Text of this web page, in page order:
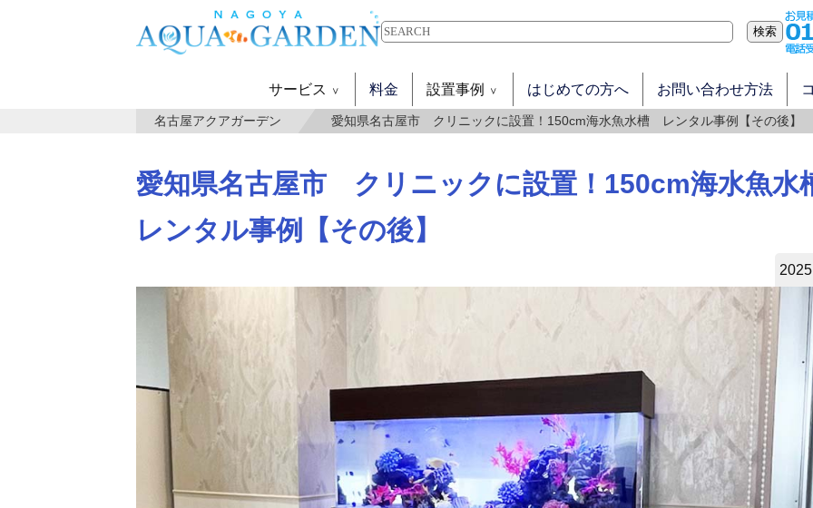
検索
サービス 料金 設置事例 はじめての方へ お問い合わせ方法
名古屋アクアガーデン 愛知県名古屋市 クリニックに設置！150cm海水魚水槽 レンタル事例【その後】
愛知県名古屋市 クリニックに設置！150cm海水魚
レンタル事例【その後】